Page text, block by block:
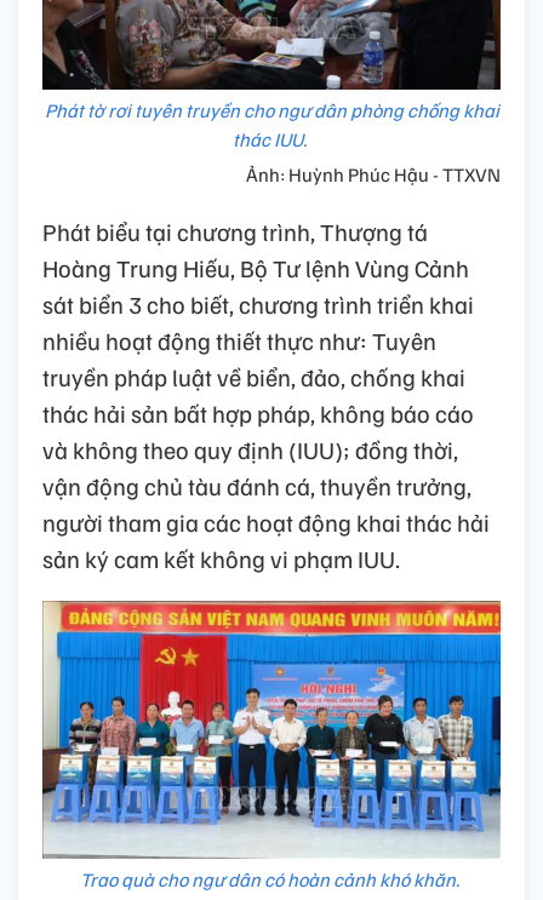
Phát tờ rơi tuyên truyền cho ngư dân phòng chống khai
thác IUU.
Ảnh: Huỳnh Phúc Hậu - TTXVN
Phát biểu tại chương trình, Thượng tá
Hoàng Trung Hiếu, Bộ Tư lệnh Vùng Cảnh
sát biển 3 cho biết, chương trình triển khai
nhiều hoạt động thiết thực như: Tuyên
truyền pháp luật về biển, đảo, chống khai
thác hải sản bất hợp pháp, không báo cáo
và không theo quy định (IUU); đồng thời,
vận động chủ tàu đánh cá, thuyền trưởng,
người tham gia các hoạt động khai thác hải
sản ký cam kết không vi phạm IUU.
Trao quà cho ngư dân có hoàn cảnh khó khăn.